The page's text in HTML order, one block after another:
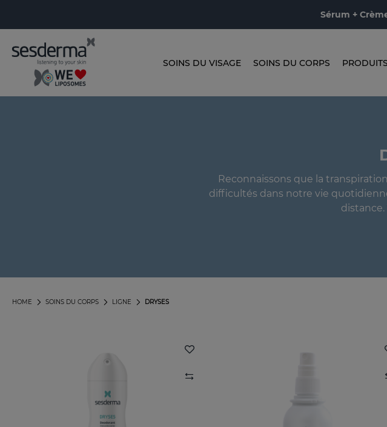
Sérum +
SOINS DU VISAGE SOINS DU CORPS
Reconnaissons que la
difficultés dans notre vie
distance.
DRYSES
LIGNE
SOINS DU CORPS
HOME